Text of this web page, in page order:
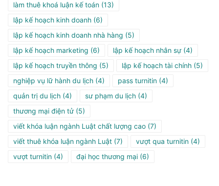
làm thuê khoá luận kế toán (13)
lập kế hoạch kinh doanh (6)
lập kế hoạch kinh doanh nhà hàng (5)
lập kế hoạch marketing (6) lập kế hoạch nhân sự (4)
lập kế hoạch truyền thông (5) lập kế hoạch tài chính (5)
nghiệp vụ lữ hành du lịch (4) pass turnitin (4)
quản trị du lịch (4) sư phạm du lịch (4)
thương mại điện tử (5)
viết khóa luận ngành Luật chất lượng cao (7)
viết thuê khóa luận ngành Luật (7) vượt qua turnitin (4)
vượt turnitin (4) đại học thương mại (6)